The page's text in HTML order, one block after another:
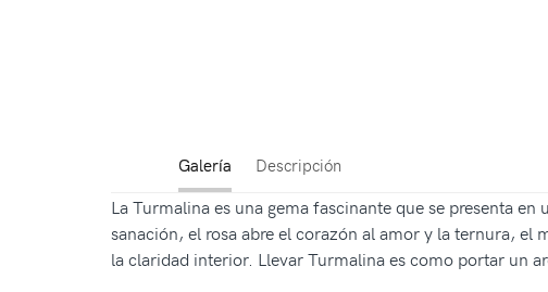
Galería Descripción
La Turmalina es una gema fascinante que se presenta
sanación, el rosa abre el corazón al amor y la ternura,
la claridad interior. Llevar Turmalina es como portar un